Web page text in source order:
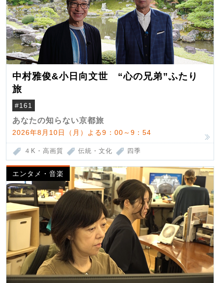
中村雅俊&小日向文世 “心の兄弟”ふたり
旅
#161
あなたの知らない京都旅
2026年8月10日（月）よる9：00～9：54
４K・高画質 伝統・文化 四季
エンタメ・音楽